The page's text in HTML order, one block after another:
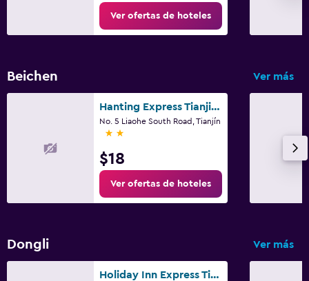
Ver ofertas de hoteles
Beichen Ver más
Hanting Express Tianjin Yibai Avenue
No. 5 Liaohe South Road, Tianjín
2 estrellas
$18
Ver ofertas de hoteles
Dongli Ver más
Holiday Inn Express Tianjin Airport By IHG